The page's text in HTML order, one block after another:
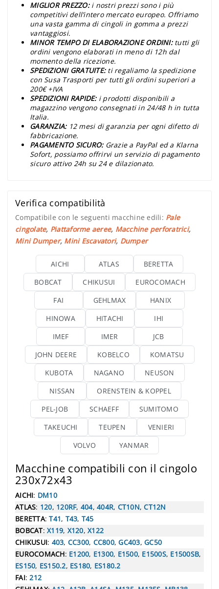
MIGLIOR PREZZO: i nostri prezzi sono i più
competitivi dell’intero mercato europeo. Offriamo
una vasta gamma di cingoli in gomma a prezzi
vantaggiosi.
MINOR TEMPO DI ELABORAZIONE ORDINI: tutti gli
ordini vengono elaborati in meno di 12h dal
momento della ricezione.
SPEDIZIONI GRATUITE: ti regaliamo la spedizione
con Susa Trasporti per tutti gli ordini superiori a
200€ +IVA
SPEDIZIONI RAPIDE: i prodotti disponibili a
magazzino vengono consegnati in 24/48 h in tutta
Italia.
GARANZIA: 12 mesi di garanzia per ogni difetto di
fabbricazione.
PAGAMENTO SICURO: Grazie a PayPal ed a Klarna
Sofort, possiamo offrirvi un servizio di pagamento
sicuro attivo 24h su 24 e dilazionato.
Verifica compatibilità
Compatibile con le seguenti macchine edili: Pale
cingolate, Piattaforme aeree, Macchine perforatrici,
Mini Dumper, Mini Escavatori, Dumper
AICHI ATLAS
BERETTA
BOBCAT
CHIKUSUI
EUROCOMACH
FAI
GEHLMAX
HANIX
HINOWA
HITACHI
IHI
IMEF
IMER
JCB
JOHN DEERE
KOBELCO
KOMATSU
KUBOTA
NAGANO
NEUSON
NISSAN
ORENSTEIN & KOPPEL
PEL-JOB
SCHAEFF
SUMITOMO
TAKEUCHI
TEUPEN
VENIERI
VOLVO
YANMAR
Macchine compatibili con il cingolo
230x72x43
AICHI: DM10
ATLAS: 120, 120RF, 404, 404R, CT10N,CT12N
BERETTA:T41, T43, T45
BOBCAT: X119, X120, X122
CHIKUSUI: 403, CC300, CC800,GC403, GC50
EUROCOMACH: E1200, E1300, E1500, E1500S, E1500SB,
ES150, ES150.2, ES180, ES180.2
FAI:212